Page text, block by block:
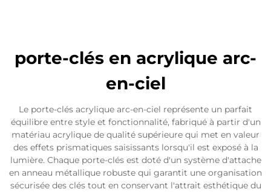
porte-clés en acrylique arc-
en-ciel
Le porte-clés acrylique arc-en-ciel représente un parfait
équilibre entre style et fonctionnalité, fabriqué à partir d'un
matériau acrylique de qualité supérieure qui met en valeur
des effets prismatiques saisissants lorsqu'il est exposé à la
lumière. Chaque porte-clés est doté d'un système d'attache
en anneau métallique robuste qui garantit une organisation
sécurisée des clés tout en conservant l'attrait esthétique du